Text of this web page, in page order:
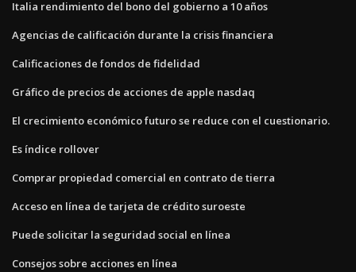
Italia rendimiento del bono del gobierno a 10 años
Agencias de calificación durante la crisis financiera
Calificaciones de fondos de fidelidad
Gráfico de precios de acciones de apple nasdaq
El crecimiento económico futuro se reduce con el cuestionario.
Es índice rollover
Comprar propiedad comercial en contrato de tierra
Acceso en línea de tarjeta de crédito suroeste
Puede solicitar la seguridad social en línea
Consejos sobre acciones en línea